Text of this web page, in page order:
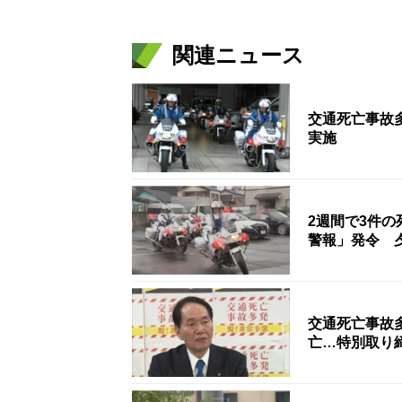
関連ニュース
交通死亡事故
実施
2週間で3件
警報」発令
交通死亡事故
亡…特別取り